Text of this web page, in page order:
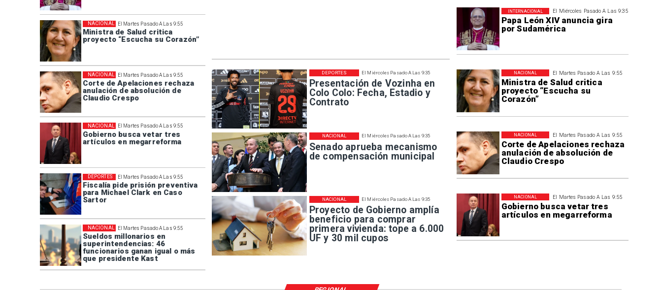
El Miércoles Pasado A Las 9:35
Papa León XIV anuncia gira
por Sudamérica
INTERNACIONAL
El Martes Pasado A Las 9:55
Ministra de Salud critica
proyecto “Escucha su
Corazón”
NACIONAL
El Martes Pasado A Las 9:55
Corte de Apelaciones rechaza
anulación de absolución de
Claudio Crespo
NACIONAL
El Martes Pasado A Las 9:55
Gobierno busca vetar tres
artículos en megarreforma
NACIONAL
El Martes Pasado A Las 9:55
Ministra de Salud critica
proyecto “Escucha su Corazón”
NACIONAL
El Martes Pasado A Las 9:55
Corte de Apelaciones rechaza
anulación de absolución de
Claudio Crespo
NACIONAL
El Martes Pasado A Las 9:55
Gobierno busca vetar tres
artículos en megarreforma
NACIONAL
El Martes Pasado A Las 9:55
Fiscalía pide prisión preventiva
para Michael Clark en Caso
Sartor
DEPORTES
El Martes Pasado A Las 9:55
Sueldos millonarios en
superintendencias: 46
funcionarios ganan igual o más
que presidente Kast
NACIONAL
El Miércoles Pasado A Las 9:35
Presentación de Vozinha en
Colo Colo: Fecha, Estadio y
Contrato
DEPORTES
El Miércoles Pasado A Las 9:35
Senado aprueba mecanismo
de compensación municipal
NACIONAL
El Miércoles Pasado A Las 9:35
Proyecto de Gobierno amplía
beneficio para comprar
primera vivienda: tope a 6.000
UF y 30 mil cupos
NACIONAL